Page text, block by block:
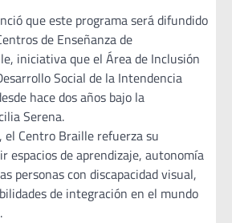
que este programa será difundido
de Enseñanza de
iniciativa que el Área de Inclusión
Social de la Intendencia
hace dos años bajo la
Serena.
el Centro Braille refuerza su
espacios de aprendizaje, autonomía
personas con discapacidad visual,
de integración en el mundo